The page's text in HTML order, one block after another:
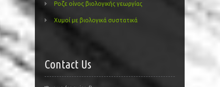
Ροζε οίνος βιολογικής γεωργίας
Χυμοί με βιολογικά συστατικά
Contact Us